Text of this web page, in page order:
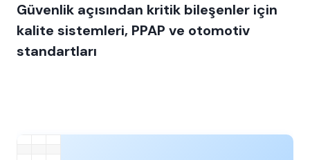
Güvenlik açısından kritik bileşenler için
kalite sistemleri, PPAP ve otomotiv
standartları